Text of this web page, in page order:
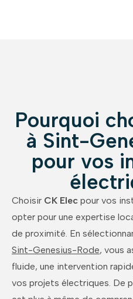
Pourquoi
à Sint-
pour vos
Choisir CK Elec pour vos
opter pour une expertise
de proximité. En
Sint-Genesius-Rode, vous
fluide, une intervention
vos projets électriques. De